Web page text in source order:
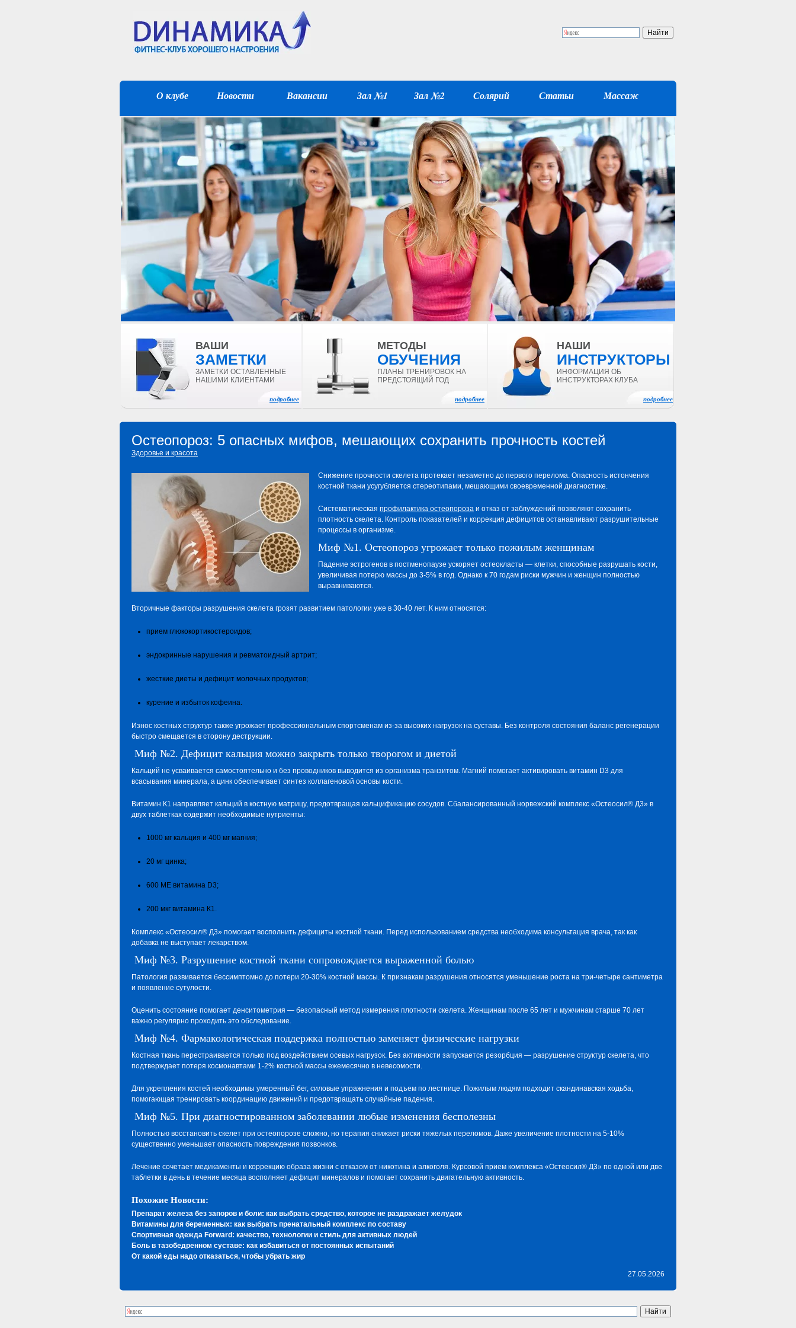
О клубе Новости Вакансии Зал №1 Зал №2 Солярий Статьи Массаж
ВАШИ
ЗАМЕТКИ
ЗАМЕТКИ ОСТАВЛЕННЫЕ
НАШИМИ КЛИЕНТАМИ
подробнее
МЕТОДЫ
ОБУЧЕНИЯ
ПЛАНЫ ТРЕНИРОВОК НА
ПРЕДСТОЯЩИЙ ГОД
подробнее
НАШИ
ИНСТРУКТОРЫ
ИНФОРМАЦИЯ ОБ
ИНСТРУКТОРАХ КЛУБА
подробнее
Остеопороз: 5 опасных мифов, мешающих сохранить прочность костей
Здоровье и красота
Снижение прочности скелета протекает незаметно до первого перелома. Опасность истончения
костной ткани усугубляется стереотипами, мешающими своевременной диагностике.
Систематическая профилактика остеопороза и отказ от заблуждений позволяют сохранить
плотность скелета. Контроль показателей и коррекция дефицитов останавливают разрушительные
процессы в организме.
Миф №1. Остеопороз угрожает только пожилым женщинам
Падение эстрогенов в постменопаузе ускоряет остеокласты — клетки, способные разрушать кости,
увеличивая потерю массы до 3-5% в год. Однако к 70 годам риски мужчин и женщин полностью
выравниваются.
Вторичные факторы разрушения скелета грозят развитием патологии уже в 30-40 лет. К ним относятся:
прием глюкокортикостероидов;
эндокринные нарушения и ревматоидный артрит;
жесткие диеты и дефицит молочных продуктов;
курение и избыток кофеина.
Износ костных структур также угрожает профессиональным спортсменам из-за высоких нагрузок на суставы. Без контроля состояния баланс регенерации
быстро смещается в сторону деструкции.
Миф №2. Дефицит кальция можно закрыть только творогом и диетой
Кальций не усваивается самостоятельно и без проводников выводится из организма транзитом. Магний помогает активировать витамин D3 для
всасывания минерала, а цинк обеспечивает синтез коллагеновой основы кости.
Витамин К1 направляет кальций в костную матрицу, предотвращая кальцификацию сосудов. Сбалансированный норвежский комплекс «Остеосил® Д3» в
двух таблетках содержит необходимые нутриенты:
1000 мг кальция и 400 мг магния;
20 мг цинка;
600 МЕ витамина D3;
200 мкг витамина К1.
Комплекс «Остеосил® Д3» помогает восполнить дефициты костной ткани. Перед использованием средства необходима консультация врача, так как
добавка не выступает лекарством.
Миф №3. Разрушение костной ткани сопровождается выраженной болью
Патология развивается бессимптомно до потери 20-30% костной массы. К признакам разрушения относятся уменьшение роста на три-четыре сантиметра
и появление сутулости.
Оценить состояние помогает денситометрия — безопасный метод измерения плотности скелета. Женщинам после 65 лет и мужчинам старше 70 лет
важно регулярно проходить это обследование.
Миф №4. Фармакологическая поддержка полностью заменяет физические нагрузки
Костная ткань перестраивается только под воздействием осевых нагрузок. Без активности запускается резорбция — разрушение структур скелета, что
подтверждает потеря космонавтами 1-2% костной массы ежемесячно в невесомости.
Для укрепления костей необходимы умеренный бег, силовые упражнения и подъем по лестнице. Пожилым людям подходит скандинавская ходьба,
помогающая тренировать координацию движений и предотвращать случайные падения.
Миф №5. При диагностированном заболевании любые изменения бесполезны
Полностью восстановить скелет при остеопорозе сложно, но терапия снижает риски тяжелых переломов. Даже увеличение плотности на 5-10%
существенно уменьшает опасность повреждения позвонков.
Лечение сочетает медикаменты и коррекцию образа жизни с отказом от никотина и алкоголя. Курсовой прием комплекса «Остеосил® Д3» по одной или две
таблетки в день в течение месяца восполняет дефицит минералов и помогает сохранить двигательную активность.
Похожие Новости:
Препарат железа без запоров и боли: как выбрать средство, которое не раздражает желудок
Витамины для беременных: как выбрать пренатальный комплекс по составу
Спортивная одежда Forward: качество, технологии и стиль для активных людей
Боль в тазобедренном суставе: как избавиться от постоянных испытаний
От какой еды надо отказаться, чтобы убрать жир
27.05.2026